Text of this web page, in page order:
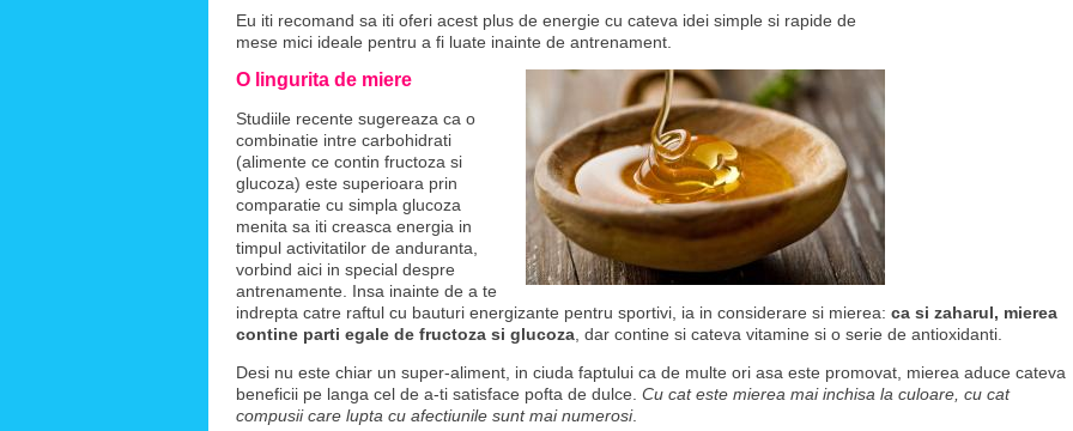
Eu iti recomand sa iti oferi acest plus de energie cu cateva idei simple si rapide de
mese mici ideale pentru a fi luate inainte de antrenament.
O lingurita de miere
Studiile recente sugereaza ca o
combinatie intre carbohidrati
(alimente ce contin fructoza si
glucoza) este superioara prin
comparatie cu simpla glucoza
menita sa iti creasca energia in
timpul activitatilor de anduranta,
vorbind aici in special despre
antrenamente. Insa inainte de a te
indrepta catre raftul cu bauturi energizante pentru sportivi, ia in considerare si mierea: ca si zaharul, mierea
contine parti egale de fructoza si glucoza , dar contine si cateva vitamine si o serie de antioxidanti.
Desi nu este chiar un super-aliment, in ciuda faptului ca de multe ori asa este promovat, mierea aduce cateva
beneficii pe langa cel de a-ti satisface pofta de dulce. Cu cat este mierea mai inchisa la culoare, cu cat
compusii care lupta cu afectiunile sunt mai numerosi.